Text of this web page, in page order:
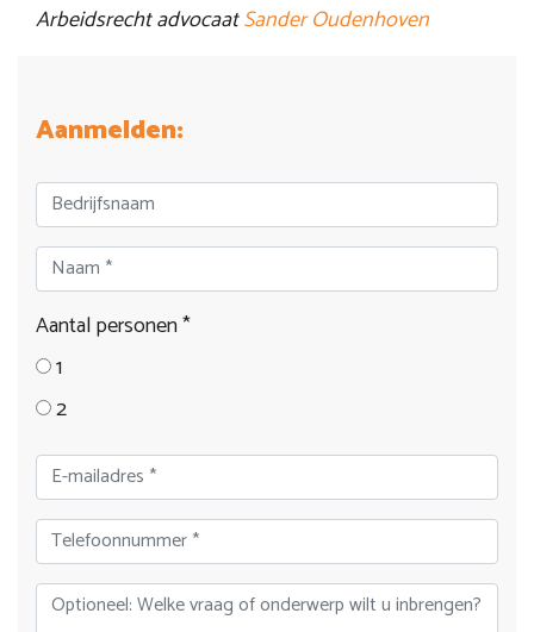
Arbeidsrecht advocaatSander Oudenhoven
Aanmelden:
Aantal personen *
1
2